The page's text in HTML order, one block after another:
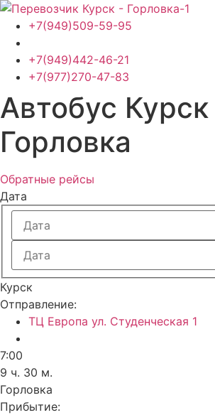
Перейти
содержимому
+7(949)509-59-95
+7(949)442-46-21
+7(977)270-47-83
Автобус
Горловка
Обратные рейсы
Дата
Курск
Отправление:
ТЦ Европа ул. Студенческая 1
7:00
9 ч. 30 м.
Горловка
Прибытие: